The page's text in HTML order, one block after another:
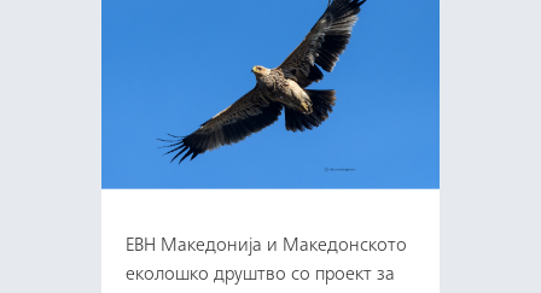
ЕВН Македонија и Македонското
еколошко друштво со проект за